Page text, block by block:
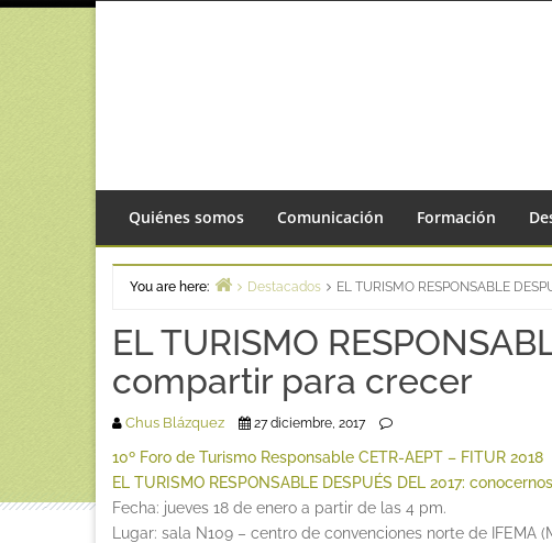
Skip
Quiénes somos Comunicación Formación
You are here:
Destacados EL TURISMO RESPONSABLE
EL TURISMO
compartir para crecer
Chus Blázquez 27 diciembre, 2017
10º Foro de Turismo Responsable CETR-AEPT – FITUR 2018
EL TURISMO RESPONSABLE DESPUÉS DEL 2017:
Fecha: jueves 18 de enero a partir de las 4 pm.
Lugar: sala N109 – centro de convenciones norte de IFEMA